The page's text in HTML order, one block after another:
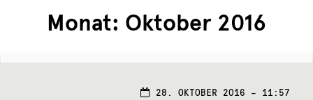
Monat: Oktober 2016
28. OKTOBER 2016 – 11:57